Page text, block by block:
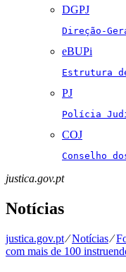
DGPJ
Direção-
eBUPi
Estrutura
PJ
Polícia
COJ
Conselho
justica.gov.pt
Notícias
justica.gov.pt⁄Notícias⁄
com mais de 100